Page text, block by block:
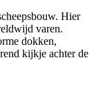
Hier
varen.
dokken,
kijkje achter de